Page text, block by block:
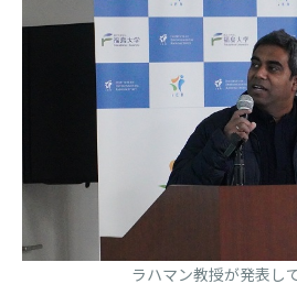
ラハマン教授が発表し